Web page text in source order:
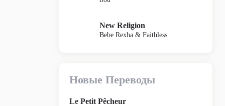
New Religion
Bebe Rexha & Faithless
Новые Переводы
Le Petit Pêcheur